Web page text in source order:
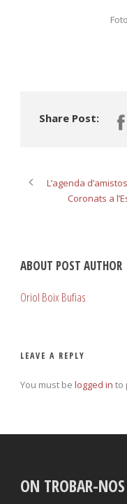
Share Post:
L’agenda
Coronats a
ABOUT POST AUTHOR
Oriol Boix Bufias
LEAVE A REPLY
You must be logged in to
ON TROBAR-NOS